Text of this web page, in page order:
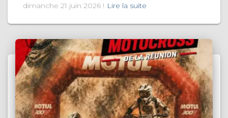
dimanche 21 juin 2026 ! Lire la suite